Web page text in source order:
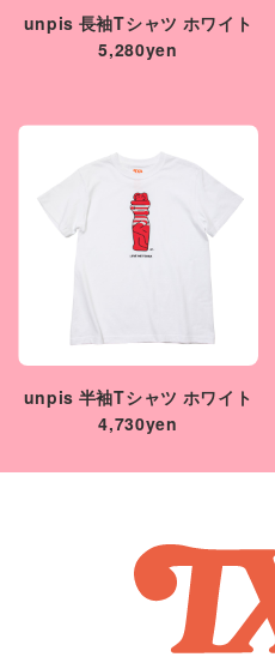
unpis 長袖Tシャツ ホワイト
5,280yen
unpis 半袖Tシャツ ホワイト
4,730yen